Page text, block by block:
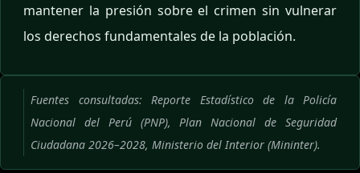
mantener la presión sobre el crimen sin vulnerar
los derechos fundamentales de la población.
Fuentes consultadas: Reporte Estadístico de la Policía
Nacional del Perú (PNP), Plan Nacional de Seguridad
Ciudadana 2026–2028, Ministerio del Interior (Mininter).